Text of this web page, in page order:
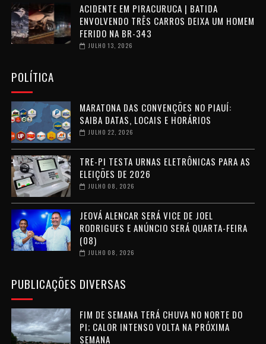
ACIDENTE EM PIRACURUCA | BATIDA
ENVOLVENDO TRÊS CARROS DEIXA UM HOMEM
FERIDO NA BR-343
JULHO 13, 2026
POLÍTICA
MARATONA DAS CONVENÇÕES NO PIAUÍ:
SAIBA DATAS, LOCAIS E HORÁRIOS
JULHO 22, 2026
TRE-PI TESTA URNAS ELETRÔNICAS PARA AS
ELEIÇÕES DE 2026
JULHO 08, 2026
JEOVÁ ALENCAR SERÁ VICE DE JOEL
RODRIGUES E ANÚNCIO SERÁ QUARTA-FEIRA
(08)
JULHO 08, 2026
PUBLICAÇÕES DIVERSAS
FIM DE SEMANA TERÁ CHUVA NO NORTE DO
PI; CALOR INTENSO VOLTA NA PRÓXIMA
SEMANA